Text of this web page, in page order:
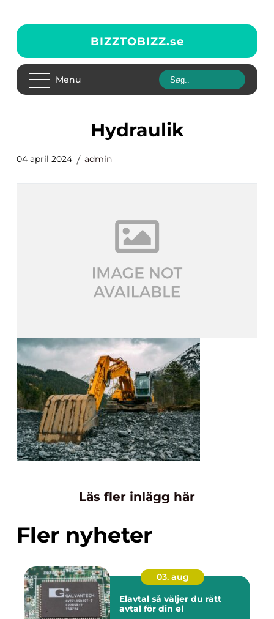
BIZZTOBIZZ.se
Menu
Hydraulik
04 april 2024 admin
Läs fler inlägg här
Fler nyheter
03. aug
Elavtal så väljer du rätt
avtal för din el